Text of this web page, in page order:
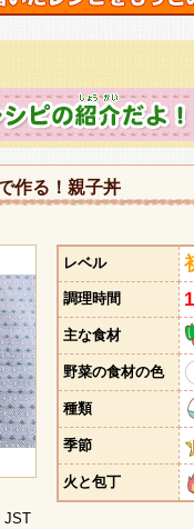
作る！親子丼
JST
レベル
調理時間
主な食材
野菜の食材の色
種類
季節
火と包丁